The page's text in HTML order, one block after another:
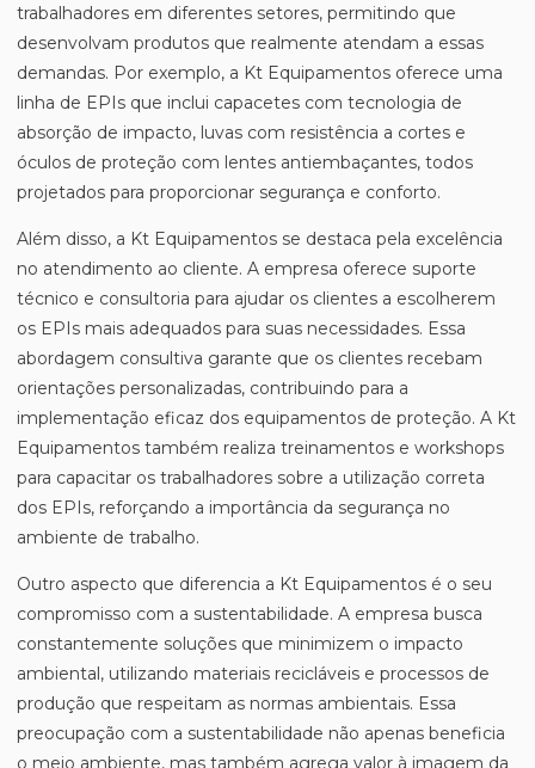
trabalhadores em diferentes setores, permitindo que
desenvolvam produtos que realmente atendam a essas
demandas. Por exemplo, a Kt Equipamentos oferece uma
linha de EPIs que inclui capacetes com tecnologia de
absorção de impacto, luvas com resistência a cortes e
óculos de proteção com lentes antiembaçantes, todos
projetados para proporcionar segurança e conforto.
Além disso, a Kt Equipamentos se destaca pela excelência
no atendimento ao cliente. A empresa oferece suporte
técnico e consultoria para ajudar os clientes a escolherem
os EPIs mais adequados para suas necessidades. Essa
abordagem consultiva garante que os clientes recebam
orientações personalizadas, contribuindo para a
implementação eficaz dos equipamentos de proteção. A Kt
Equipamentos também realiza treinamentos e workshops
para capacitar os trabalhadores sobre a utilização correta
dos EPIs, reforçando a importância da segurança no
ambiente de trabalho.
Outro aspecto que diferencia a Kt Equipamentos é o seu
compromisso com a sustentabilidade. A empresa busca
constantemente soluções que minimizem o impacto
ambiental, utilizando materiais recicláveis e processos de
produção que respeitam as normas ambientais. Essa
preocupação com a sustentabilidade não apenas beneficia
o meio ambiente, mas também agrega valor à imagem da